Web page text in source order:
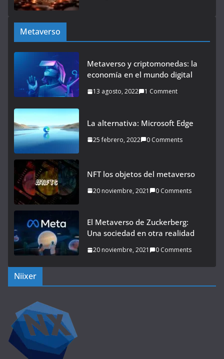
Metaverso
Metaverso y criptomonedas: la
economía en el mundo digital
13 agosto, 2022 1 Comment
La alternativa: Microsoft Edge
25 febrero, 2022 0 Comments
NFT los objetos del metaverso
20 noviembre, 2021 0 Comments
El Metaverso de Zuckerberg:
Una sociedad en otra realidad
20 noviembre, 2021 0 Comments
Niixer